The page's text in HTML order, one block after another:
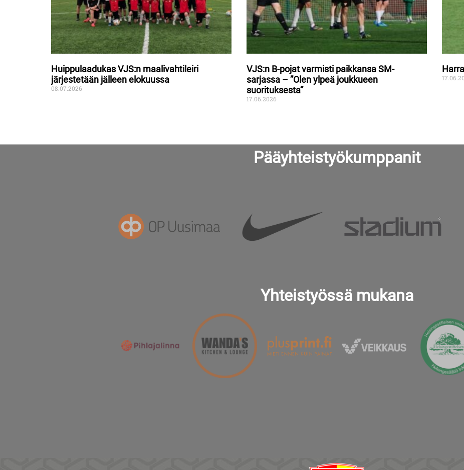
Huippulaadukas VJS:n maalivahtileiri
järjestetään jälleen elokuussa
08.07.2026
VJS:n B-pojat varmisti paikkansa SM-
sarjassa – ”Olen ylpeä joukkueen
suorituksesta”
17.06.2026
Pääyhteistyökumppanit
Yhteistyössä mukana